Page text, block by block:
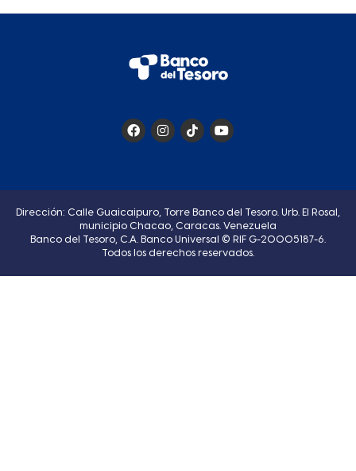
Dirección: Calle Guaicaipuro, Torre Banco del Tesoro. Urb. El Rosal,
municipio Chacao, Caracas. Venezuela
Banco del Tesoro, C.A. Banco Universal © RIF G-20005187-6.
Todos los derechos reservados.